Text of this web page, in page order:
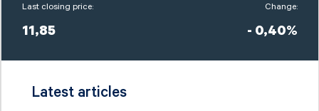
Last closing price:
11,85
Change:
- 0,40%
Latest articles